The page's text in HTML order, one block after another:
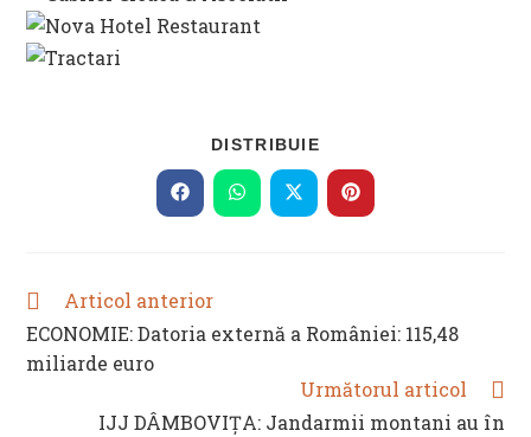
DISTRIBUIE
THIS
CONTENT
Opens
in
Opens
in
Opens
in
Opens
in
READ
ARTICLES
Articol anterior
ECONOMIE: Datoria externă a României: 115,48
miliarde euro
Următorul articol
IJJ DÂMBOVIȚA: Jandarmii montani au în